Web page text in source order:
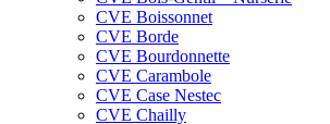
CVE Boissonnet
CVE Borde
CVE Bourdonnette
CVE Carambole
CVE Case Nestec
CVE Chailly